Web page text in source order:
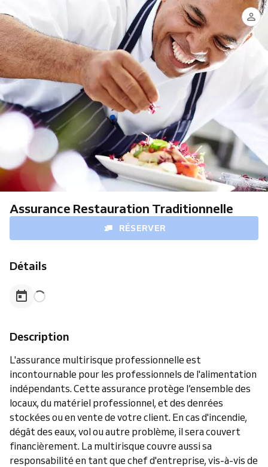
Assurance Restauration Traditionnelle
RÉSERVER
Détails
Description
L'assurance multirisque professionnelle est
incontournable pour les professionnels de l'alimentation
indépendants. Cette assurance protège l’ensemble des
locaux, du matériel professionnel, et des denrées
stockées ou en vente de votre client. En cas d'incendie,
dégât des eaux, vol ou autre problème, il sera couvert
financièrement. La multirisque couvre aussi sa
responsabilité en tant que chef d'entreprise, vis-à-vis de